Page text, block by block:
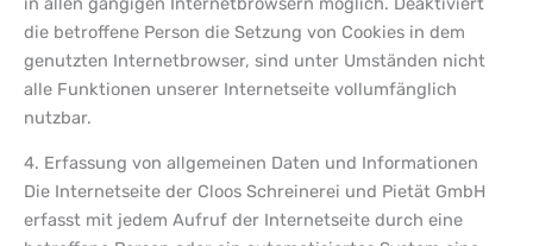
die betroffene Person die Setzung von Cookies in dem
genutzten Internetbrowser, sind unter Umständen nicht
alle Funktionen unserer Internetseite vollumfänglich
nutzbar.
4. Erfassung von allgemeinen Daten und Informationen
Die Internetseite der Cloos Schreinerei und Pietät GmbH
erfasst mit jedem Aufruf der Internetseite durch eine